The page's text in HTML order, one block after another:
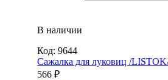
В наличии
Код: 9644
Сажалка для луковиц /
566 ₽